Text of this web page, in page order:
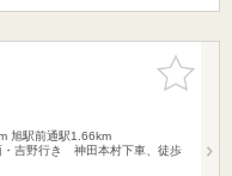
お気に入
りに追加
旭駅前通駅1.66km
・吉野行き 神田本村下車、徒歩